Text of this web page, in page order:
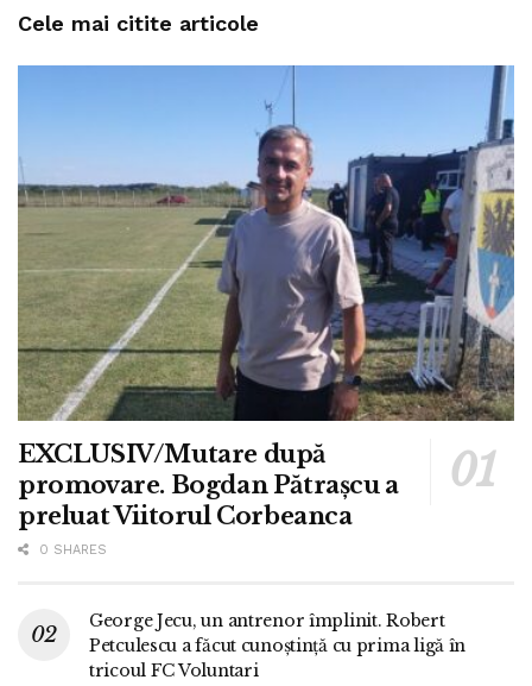
Cele mai citite articole
EXCLUSIV/Mutare după
promovare. Bogdan Pătrașcu a
preluat Viitorul Corbeanca
0 SHARES
George Jecu, un antrenor împlinit. Robert
Petculescu a făcut cunoștință cu prima ligă în
tricoul FC Voluntari